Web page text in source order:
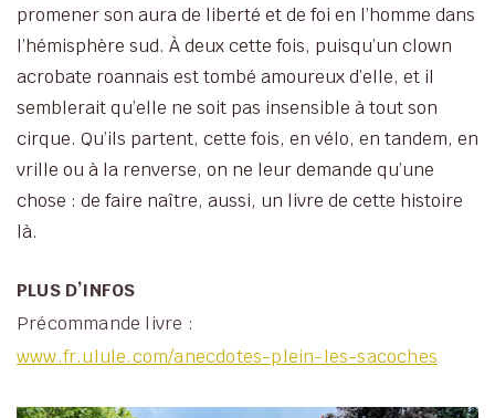
promener son aura de liberté et de foi en l’homme dans
l’hémisphère sud. À deux cette fois, puisqu’un clown
acrobate roannais est tombé amoureux d’elle, et il
semblerait qu’elle ne soit pas insensible à tout son
cirque. Qu’ils partent, cette fois, en vélo, en tandem, en
vrille ou à la renverse, on ne leur demande qu’une
chose : de faire naître, aussi, un livre de cette histoire
là.
PLUS D’INFOS
Précommande livre :
www.fr.ulule.com/anecdotes-plein-les-sacoches